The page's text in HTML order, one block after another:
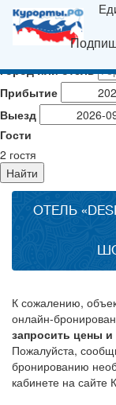
Город или отель
Прибытие
Выезд
Гости
2 гостя
Найти
ОТЕЛЬ
К сожалению,
онлайн-
запросить цены и
Пожалуйста,
бронированию
кабинете на сайте